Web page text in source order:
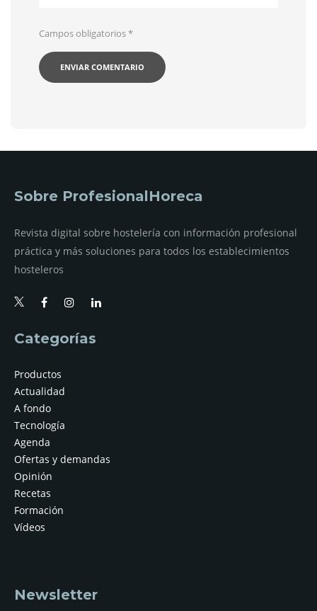
Campos obligatorios*
Sobre ProfesionalHoreca
Revista digital sobre hostelería con información profesional
práctica y más soluciones para todos los establecimientos
hosteleros
Categorías
Productos
Actualidad
A fondo
Tecnología
Agenda
Ofertas y demandas
Opinión
Recetas
Formación
Vídeos
Newsletter